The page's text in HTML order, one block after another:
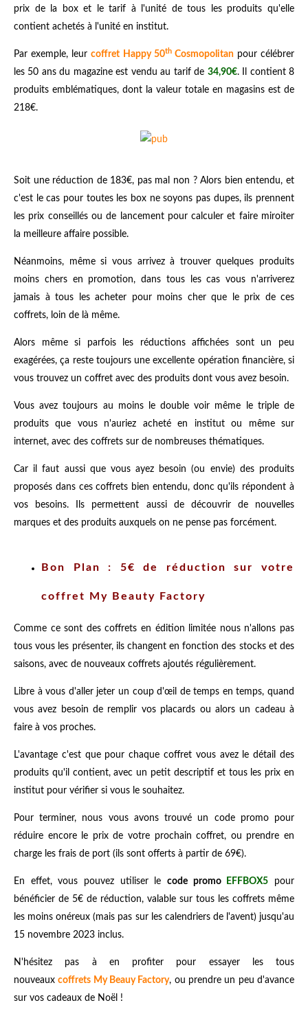
prix de la box et le tarif à l'unité de tous les produits qu'elle
contient achetés à l'unité en institut.
Par exemple, leurcoffret Happy 50thCosmopolitanpour célébrer
les 50 ans du magazine est vendu au tarif de 34,90€. Il contient 8
produits emblématiques, dont la valeur totale en magasins est de
218€.
Soit une réduction de 183€, pas mal non ? Alors bien entendu, et
c'est le cas pour toutes les box ne soyons pas dupes, ils prennent
les prix conseillés ou de lancement pour calculer et faire miroiter
la meilleure affaire possible.
Néanmoins, même si vous arrivez à trouver quelques produits
moins chers en promotion, dans tous les cas vous n'arriverez
jamais à tous les acheter pour moins cher que le prix de ces
coffrets, loin de là même.
Alors même si parfois les réductions affichées sont un peu
exagérées, ça reste toujours une excellente opération financière, si
vous trouvez un coffret avec des produits dont vous avez besoin.
Vous avez toujours au moins le double voir même le triple de
produits que vous n'auriez acheté en institut ou même sur
internet, avec des coffrets sur de nombreuses thématiques.
Car il faut aussi que vous ayez besoin (ou envie) des produits
proposés dans ces coffrets bien entendu, donc qu'ils répondent à
vos besoins. Ils permettent aussi de découvrir de nouvelles
marques et des produits auxquels on ne pense pas forcément.
Bon Plan : 5€ de réduction sur votre
coffret My Beauty Factory
Comme ce sont des coffrets en édition limitée nous n'allons pas
tous vous les présenter, ils changent en fonction des stocks et des
saisons, avec de nouveaux coffrets ajoutés régulièrement.
Libre à vous d'aller jeter un coup d'œil de temps en temps, quand
vous avez besoin de remplir vos placards ou alors un cadeau à
faire à vos proches.
L'avantage c'est que pour chaque coffret vous avez le détail des
produits qu'il contient, avec un petit descriptif et tous les prix en
institut pour vérifier si vous le souhaitez.
Pour terminer, nous vous avons trouvé un code promo pour
réduire encore le prix de votre prochain coffret, ou prendre en
charge les frais de port (ils sont offerts à partir de 69€).
En effet, vous pouvez utiliser le code promo EFFBOX5 pour
bénéficier de 5€ de réduction, valable sur tous les coffrets même
les moins onéreux (mais pas sur les calendriers de l'avent) jusqu'au
15 novembre 2023 inclus.
N'hésitez pas à en profiter pour essayer les tous
nouveauxcoffrets My Beauy Factory, ou prendre un peu d'avance
sur vos cadeaux de Noël !